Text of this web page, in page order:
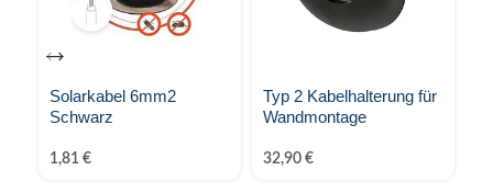
Solarkabel 6mm2
Schwarz
1,81 €
Typ 2 Kabelhalterung für
Wandmontage
32,90 €